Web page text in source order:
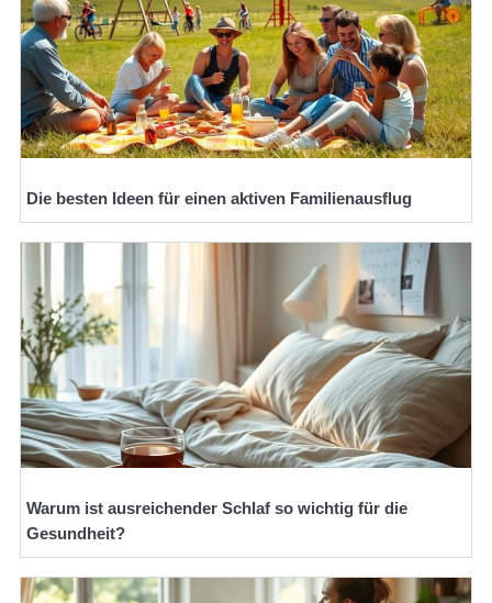
Die besten Ideen für einen aktiven Familienausflug
Warum ist ausreichender Schlaf so wichtig für die
Gesundheit?